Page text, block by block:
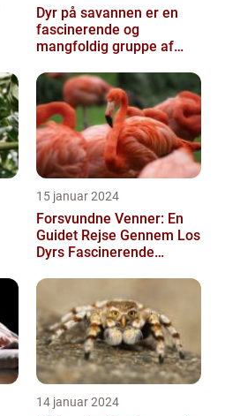
Dyr på savannen er en
fascinerende og
mangfoldig gruppe af
sig det hårde o...
15 januar 2024
Forsvundne Venner: En
Guidet Rejse Gennem Los
Dyrs Fascinerende
14 januar 2024